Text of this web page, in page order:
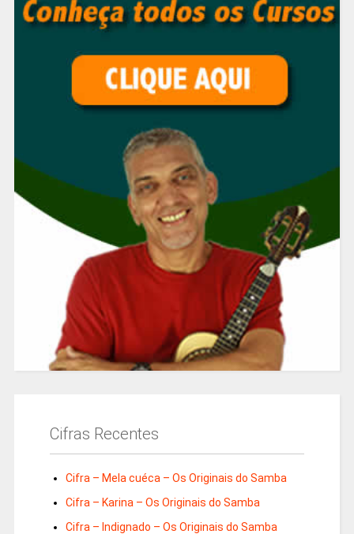
Cifras Recentes
Cifra – Mela cuéca – Os Originais do Samba
Cifra – Karina – Os Originais do Samba
Cifra – Indignado – Os Originais do Samba